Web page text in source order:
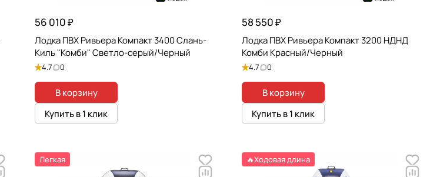
56 010 ₽
Лодка ПВХ Ривьера Компакт 3400 Слань-
Киль "Комби" Светло-серый/Черный
4.7 0
В корзину
Купить в 1 клик
58 550 ₽
Лодка ПВХ Ривьера Компакт 3200 НДНД
Комби Красный/Черный
4.7 0
В корзину
Купить в 1 клик
Легкая 🔥Ходовая длина